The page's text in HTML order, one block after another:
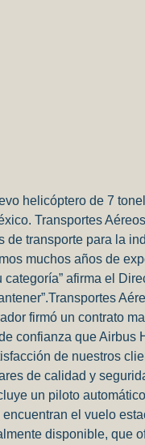
helicóptero de 7
Transportes
transporte para la
muchos años de
afirma el
firmó un contrato
confianza que Airbus
de nuestros
de calidad y
un piloto
el vuelo
disponible, que